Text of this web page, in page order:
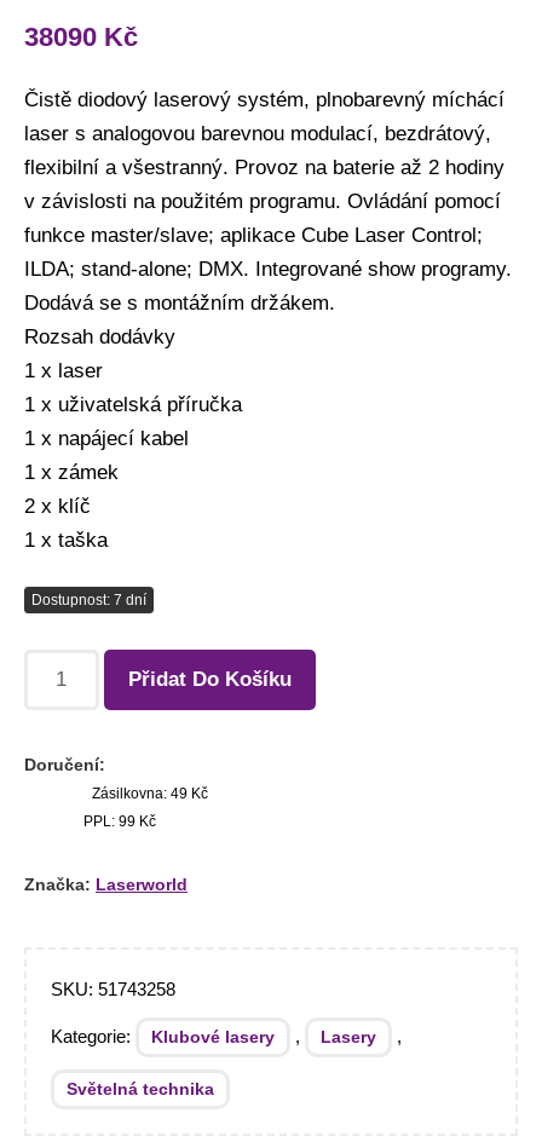
38090 Kč
Čistě diodový laserový systém, plnobarevný míchácí
laser s analogovou barevnou modulací, bezdrátový,
flexibilní a všestranný. Provoz na baterie až 2 hodiny
v závislosti na použitém programu. Ovládání pomocí
funkce master/slave; aplikace Cube Laser Control;
ILDA; stand-alone; DMX. Integrované show programy.
Dodává se s montážním držákem.
Rozsah dodávky
1 x laser
1 x uživatelská příručka
1 x napájecí kabel
1 x zámek
2 x klíč
1 x taška
Dostupnost: 7 dní
Přidat Do Košíku
Doručení:
Zásilkovna: 49 Kč
PPL: 99 Kč
Značka: Laserworld
SKU: 51743258
Kategorie: Klubové lasery , Lasery ,
Světelná technika